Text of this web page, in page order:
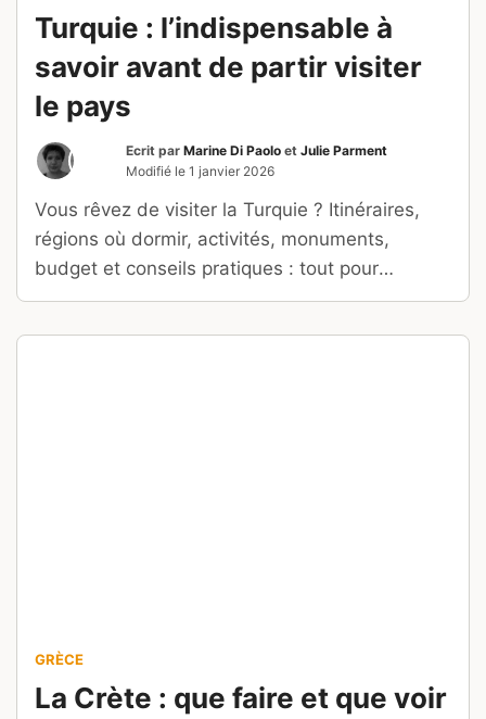
Turquie : l’indispensable à
savoir avant de partir visiter
le pays
Ecrit par Marine Di Paolo et Julie Parment
Modifié le 1 janvier 2026
Vous rêvez de visiter la Turquie ? Itinéraires,
régions où dormir, activités, monuments,
budget et conseils pratiques : tout pour
préparer un séjour sans stress.
GRÈCE
La Crète : que faire et que voir